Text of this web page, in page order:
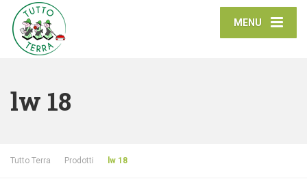
MENU
lw 18
Tutto Terra Prodotti lw 18